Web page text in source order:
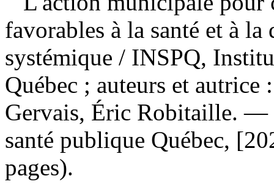
favorables à la santé et à
systémique / INSPQ,
Québec ; auteurs et
Gervais, Éric Robitaille. —
santé publique Québec,
pages).